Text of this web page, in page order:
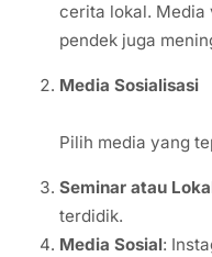
cerita lokal. Media
pendek juga
Media Sosialisasi
Pilih media yang
Seminar atau
terdidik.
Media Sosial: